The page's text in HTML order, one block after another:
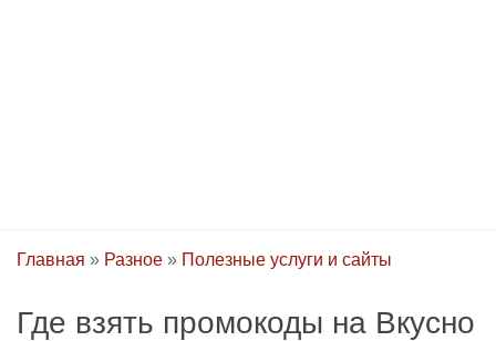
Главная » Разное » Полезные услуги и сайты
Где взять промокоды на Вкусно